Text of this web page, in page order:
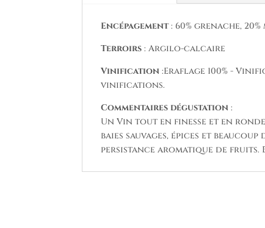
Encépagement: 60% grenache,
Terroirs : Argilo-calcaire
Vinification :Eraflage 100% -
vinifications.
Commentaires dégustation :
Un Vin tout en finesse et en
baies sauvages, épices et
persistance aromatique de fruits.